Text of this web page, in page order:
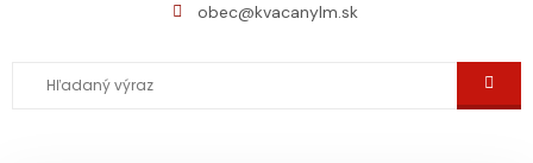
obec@kvacanylm.sk